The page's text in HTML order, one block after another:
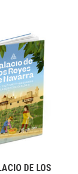
DE LOS